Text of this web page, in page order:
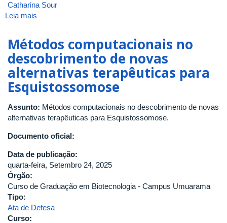
Catharina Sour
Leia mais
concentração
e
seleção
da
polpa
fruta
nos
parámetros
químicos
de
do
Catharina
Métodos computacionais no
descobrimento de novas
alternativas terapêuticas para
Esquistossomose
Assunto: Métodos computacionais no descobrimento de novas
alternativas terapêuticas para Esquistossomose.
Documento oficial:
Data de publicação:
quarta-feira, Setembro 24, 2025
Órgão:
Curso de Graduação em Biotecnologia - Campus Umuarama
Tipo:
Ata de Defesa
Curso: